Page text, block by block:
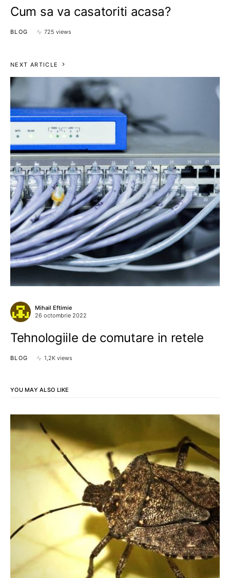
Cum sa va casatoriti acasa?
BLOG 725 views
NEXT ARTICLE
Mihail Eftimie
26 octombrie 2022
Tehnologiile de comutare in retele
BLOG 1,2K views
YOU MAY ALSO LIKE